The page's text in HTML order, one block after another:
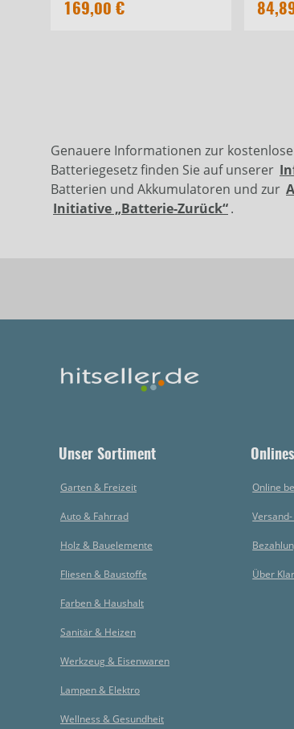
169,00 €
Genauere Informationen zur
Batteriegesetz finden Sie auf unserer
Batterien und Akkumulatoren und zur
Initiative „Batterie-Zurück“.
Unser Sortiment
Garten & Freizeit
Auto & Fahrrad
Holz & Bauelemente
Fliesen & Baustoffe
Farben & Haushalt
Sanitär & Heizen
Werkzeug & Eisenwaren
Lampen & Elektro
Wellness & Gesundheit
Online
Über